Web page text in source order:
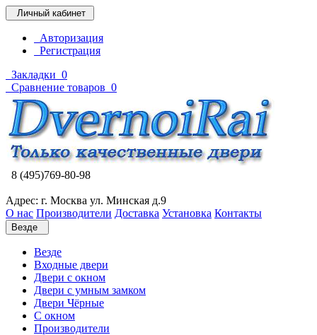
Личный кабинет
Авторизация
Регистрация
Закладки 0
Сравнение товаров 0
8 (495)769-80-98
Адрес: г. Москва ул. Минская д.9
О нас Производители Доставка Установка Контакты
Везде
Везде
Входные двери
Двери с окном
Двери с умным замком
Двери Чёрные
C окном
Производители